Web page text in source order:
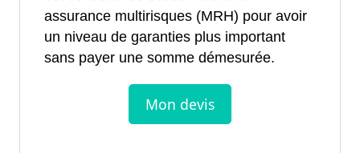
assurance multirisques (MRH) pour avoir
un niveau de garanties plus important
sans payer une somme démesurée.